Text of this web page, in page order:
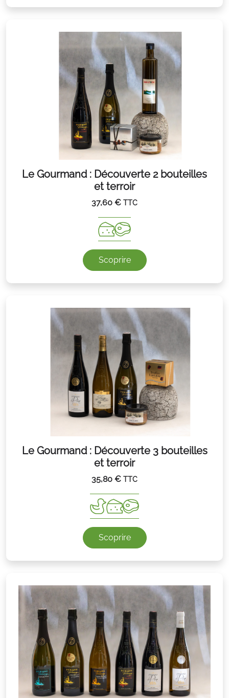
Le Gourmand : Découverte 2 bouteilles
et terroir
37,60 € TTC
Scoprire
Le Gourmand : Découverte 3 bouteilles
et terroir
35,80 € TTC
Scoprire